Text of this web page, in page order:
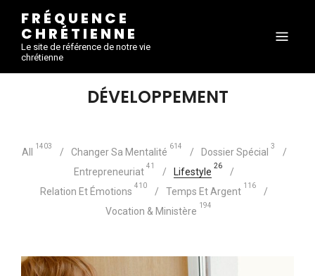
FRÉQUENCE
CHRÉTIENNE
Le site de référence de notre vie
chrétienne
DÉVELOPPEMENT
All
1403
Changer Sa Mentalité
614
Dossier Spécial
3
Entrepreneuriat
41
Lifestyle
26
Relation Et Émotions
410
Temps Et Argent
116
Vocation & Ministère
194